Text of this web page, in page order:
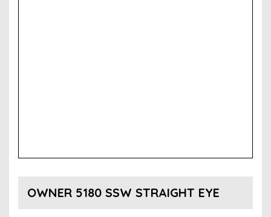
OWNER 5180 SSW STRAIGHT EYE